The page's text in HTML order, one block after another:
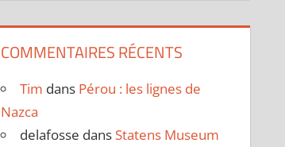
COMMENTAIRES RÉCENTS
Tim dans Pérou : les lignes de
Nazca
delafosse dans Statens Museum